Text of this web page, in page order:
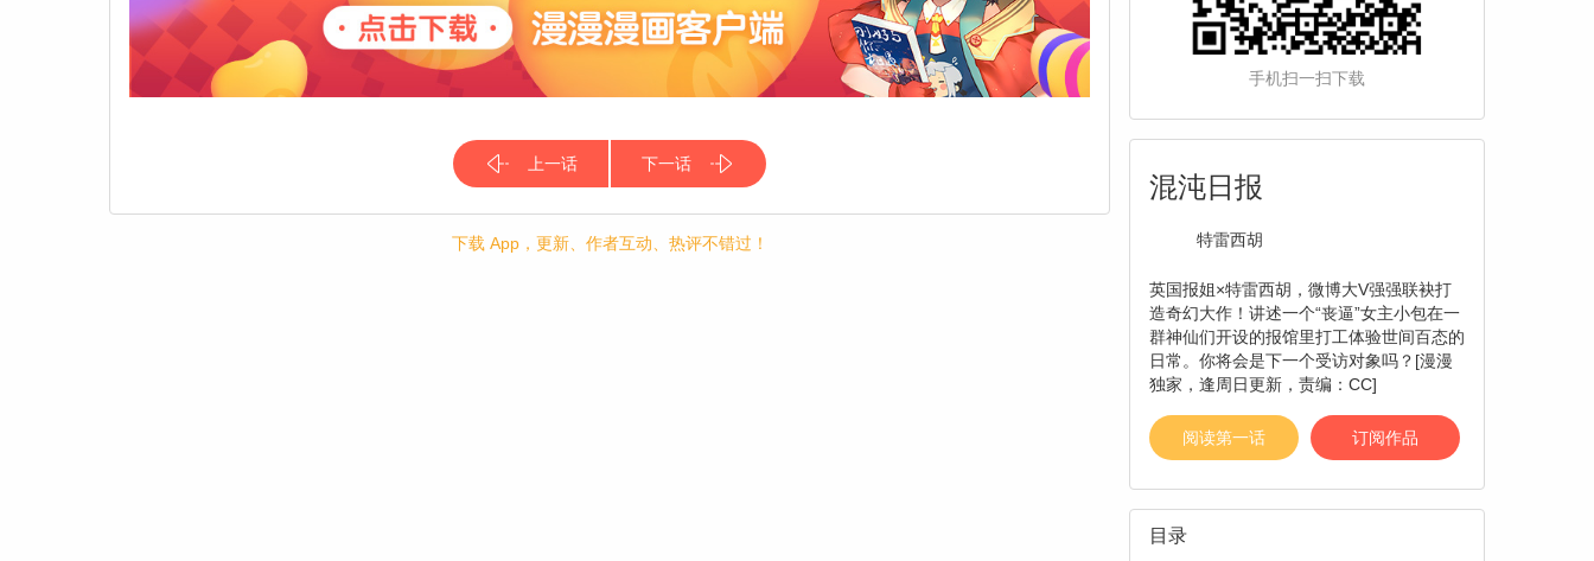
上一话 下一话
下载 App，更新、作者互动、热评不错过！
手机扫一扫下载
混沌日报
特雷西胡
英国报姐×特雷西胡，微博大V强强联袂打
造奇幻大作！讲述一个“丧逼”女主小包在一
群神仙们开设的报馆里打工体验世间百态的
日常。你将会是下一个受访对象吗？[漫漫
独家，逢周日更新，责编：CC]
阅读第一话 订阅作品
目录